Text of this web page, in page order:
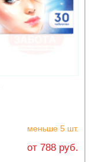
меньше 5 шт.
от 788 руб.